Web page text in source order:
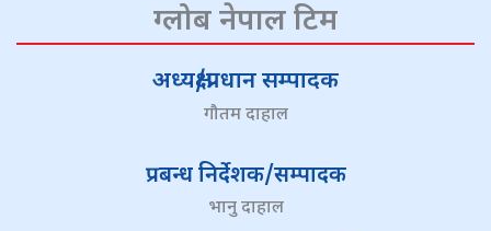
ग्लोब नेपाल टिम
अध्यक्ष/प्रधान सम्पादक
गौतम दाहाल
प्रबन्ध निर्देशक/सम्पादक
भानु दाहाल